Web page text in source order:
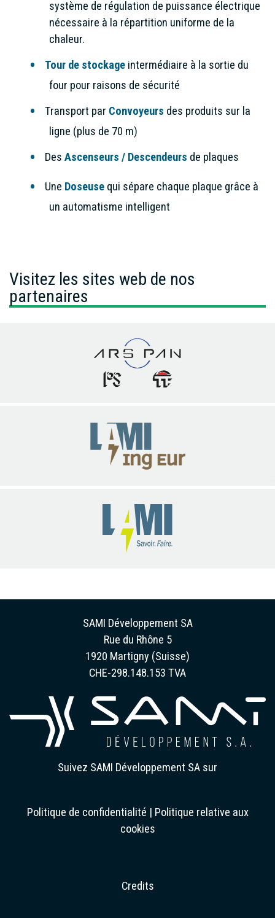
système de régulation de puissance électrique
nécessaire à la répartition uniforme de la
chaleur.
Tour de stockage intermédiaire à la sortie du
four pour raisons de sécurité
Transport par Convoyeurs des produits sur la
ligne (plus de 70 m)
Des Ascenseurs / Descendeurs de plaques
Une Doseuse qui sépare chaque plaque grâce à
un automatisme intelligent
Visitez les sites web de nos
partenaires
SAMI Développement SA
Rue du Rhône 5
1920 Martigny (Suisse)
CHE-298.148.153 TVA
Suivez SAMI Développement SA sur
Politique de confidentialité | Politique relative aux
cookies
Credits